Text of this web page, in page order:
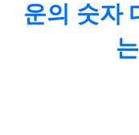
운의 숫자